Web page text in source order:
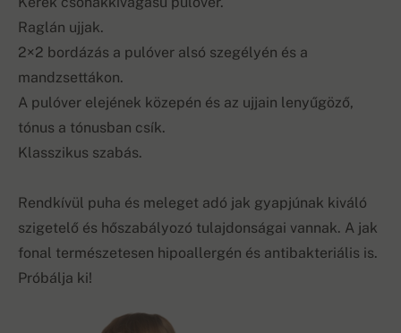
Raglán ujjak.
2×2 bordázás a pulóver alsó szegélyén és a
mandzsettákon.
A pulóver elejének közepén és az ujjain lenyűgöző,
tónus a tónusban csík.
Klasszikus szabás.
Rendkívül puha és meleget adó jak gyapjúnak kiváló
szigetelő és hőszabályozó tulajdonságai vannak. A jak
fonal természetesen hipoallergén és antibakteriális is.
Próbálja ki!